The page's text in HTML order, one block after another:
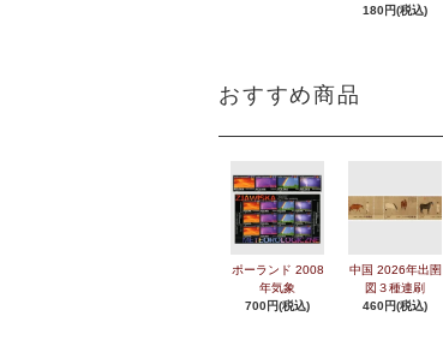
180円(税込)
おすすめ商品
ポーランド 2008
年気象
700円(税込)
中国 2026年出圉
図３種連刷
460円(税込)